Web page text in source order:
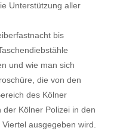
Unterstützung aller
bis
und wie man sich
die von den
des Kölner
Kölner Polizei in den
ausgegeben wird.